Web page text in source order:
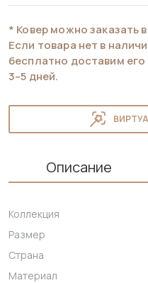
* Ковер можно заказать
Если товара нет в
бесплатно доставим его
3–5 дней.
Описание
Коллекция
Размер
Страна
Материал